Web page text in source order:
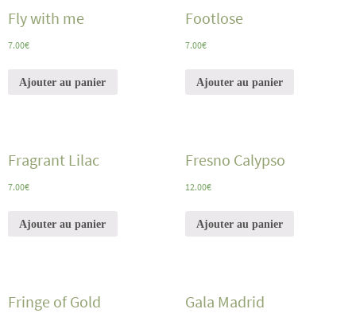
Fly with me
7.00€
Ajouter au panier
Footlose
7.00€
Ajouter au panier
Fragrant Lilac
7.00€
Ajouter au panier
Fresno Calypso
12.00€
Ajouter au panier
Fringe of Gold Gala Madrid